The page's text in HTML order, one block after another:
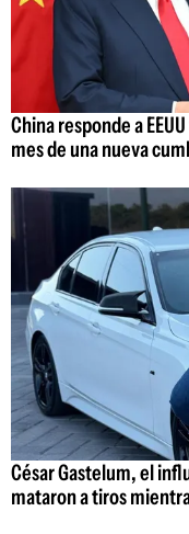
China responde a
mes de una nueva
César Gastelum, el
mataron a tiros